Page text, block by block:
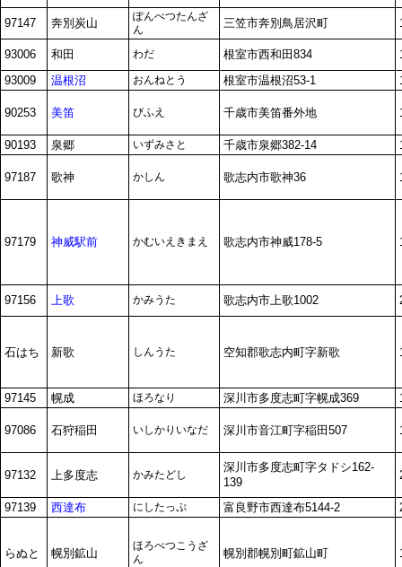
97147 奔別炭山
ぽんべつたんざ
ん
三笠市奔別鳥居沢町
93006 和田 わだ 根室市西和田834
93009
温根沼 おんねとう 根室市温根沼53-1
90253 美笛 びふえ 千歳市美笛番外地
90193 泉郷 いずみさと 千歳市泉郷382-14
97187 歌神 かしん 歌志内市歌神36
97179 神威駅前 かむいえきまえ 歌志内市神威178-5
97156 上歌 かみうた 歌志内市上歌1002
石はち 新歌 しんうた 空知郡歌志内町字新歌
97145 幌成 ほろなり 深川市多度志町字幌成369
97086 石狩稲田 いしかりいなだ 深川市音江町字稲田507
97132 上多度志 かみたどし
深川市多度志町字タドシ162-
139
97139 西達布 にしたっぷ 富良野市西達布5144-2
らぬと 幌別鉱山
ほろべつこうざ
ん
幌別郡幌別町鉱山町